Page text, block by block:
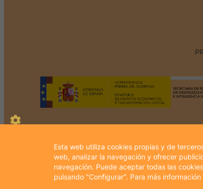
Esta web utiliza cookies propias y de
web, analizar la navegación y ofrecer
navegación. Puede aceptar todas las
pulsando "Configurar". Para más